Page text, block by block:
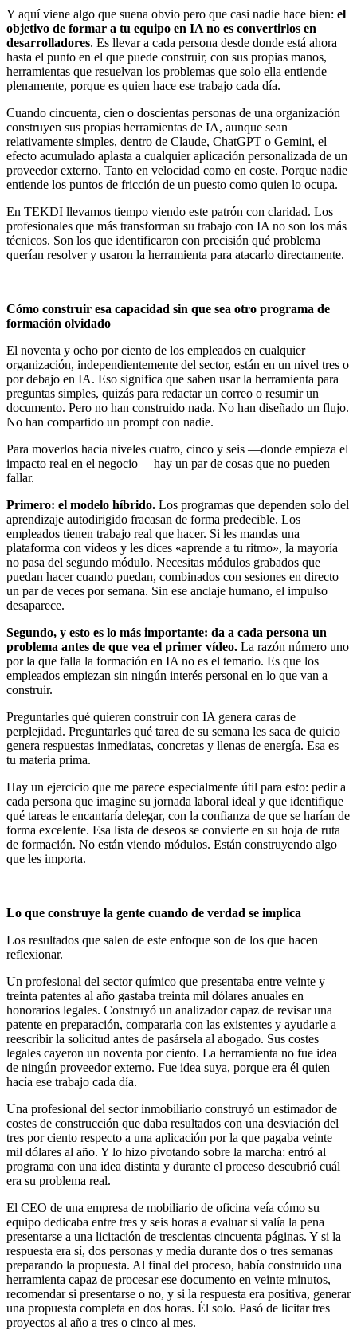
Y aquí viene algo que suena obvio pero que casi nadie hace bien: el
objetivo de formar a tu equipo en IA no es convertirlos en
desarrolladores. Es llevar a cada persona desde donde está ahora
hasta el punto en el que puede construir, con sus propias manos,
herramientas que resuelvan los problemas que solo ella entiende
plenamente, porque es quien hace ese trabajo cada día.
Cuando cincuenta, cien o doscientas personas de una organización
construyen sus propias herramientas de IA, aunque sean
relativamente simples, dentro de Claude, ChatGPT o Gemini, el
efecto acumulado aplasta a cualquier aplicación personalizada de un
proveedor externo. Tanto en velocidad como en coste. Porque nadie
entiende los puntos de fricción de un puesto como quien lo ocupa.
En TEKDI llevamos tiempo viendo este patrón con claridad. Los
profesionales que más transforman su trabajo con IA no son los más
técnicos. Son los que identificaron con precisión qué problema
querían resolver y usaron la herramienta para atacarlo directamente.
Cómo construir esa capacidad sin que sea otro programa de
formación olvidado
El noventa y ocho por ciento de los empleados en cualquier
organización, independientemente del sector, están en un nivel tres o
por debajo en IA. Eso significa que saben usar la herramienta para
preguntas simples, quizás para redactar un correo o resumir un
documento. Pero no han construido nada. No han diseñado un flujo.
No han compartido un prompt con nadie.
Para moverlos hacia niveles cuatro, cinco y seis —donde empieza el
impacto real en el negocio— hay un par de cosas que no pueden
fallar.
Primero: el modelo híbrido. Los programas que dependen solo del
aprendizaje autodirigido fracasan de forma predecible. Los
empleados tienen trabajo real que hacer. Si les mandas una
plataforma con vídeos y les dices «aprende a tu ritmo», la mayoría
no pasa del segundo módulo. Necesitas módulos grabados que
puedan hacer cuando puedan, combinados con sesiones en directo
un par de veces por semana. Sin ese anclaje humano, el impulso
desaparece.
Segundo, y esto es lo más importante: da a cada persona un
problema antes de que vea el primer vídeo. La razón número uno
por la que falla la formación en IA no es el temario. Es que los
empleados empiezan sin ningún interés personal en lo que van a
construir.
Preguntarles qué quieren construir con IA genera caras de
perplejidad. Preguntarles qué tarea de su semana les saca de quicio
genera respuestas inmediatas, concretas y llenas de energía. Esa es
tu materia prima.
Hay un ejercicio que me parece especialmente útil para esto: pedir a
cada persona que imagine su jornada laboral ideal y que identifique
qué tareas le encantaría delegar, con la confianza de que se harían de
forma excelente. Esa lista de deseos se convierte en su hoja de ruta
de formación. No están viendo módulos. Están construyendo algo
que les importa.
Lo que construye la gente cuando de verdad se implica
Los resultados que salen de este enfoque son de los que hacen
reflexionar.
Un profesional del sector químico que presentaba entre veinte y
treinta patentes al año gastaba treinta mil dólares anuales en
honorarios legales. Construyó un analizador capaz de revisar una
patente en preparación, compararla con las existentes y ayudarle a
reescribir la solicitud antes de pasársela al abogado. Sus costes
legales cayeron un noventa por ciento. La herramienta no fue idea
de ningún proveedor externo. Fue idea suya, porque era él quien
hacía ese trabajo cada día.
Una profesional del sector inmobiliario construyó un estimador de
costes de construcción que daba resultados con una desviación del
tres por ciento respecto a una aplicación por la que pagaba veinte
mil dólares al año. Y lo hizo pivotando sobre la marcha: entró al
programa con una idea distinta y durante el proceso descubrió cuál
era su problema real.
El CEO de una empresa de mobiliario de oficina veía cómo su
equipo dedicaba entre tres y seis horas a evaluar si valía la pena
presentarse a una licitación de trescientas cincuenta páginas. Y si la
respuesta era sí, dos personas y media durante dos o tres semanas
preparando la propuesta. Al final del proceso, había construido una
herramienta capaz de procesar ese documento en veinte minutos,
recomendar si presentarse o no, y si la respuesta era positiva, generar
una propuesta completa en dos horas. Él solo. Pasó de licitar tres
proyectos al año a tres o cinco al mes.